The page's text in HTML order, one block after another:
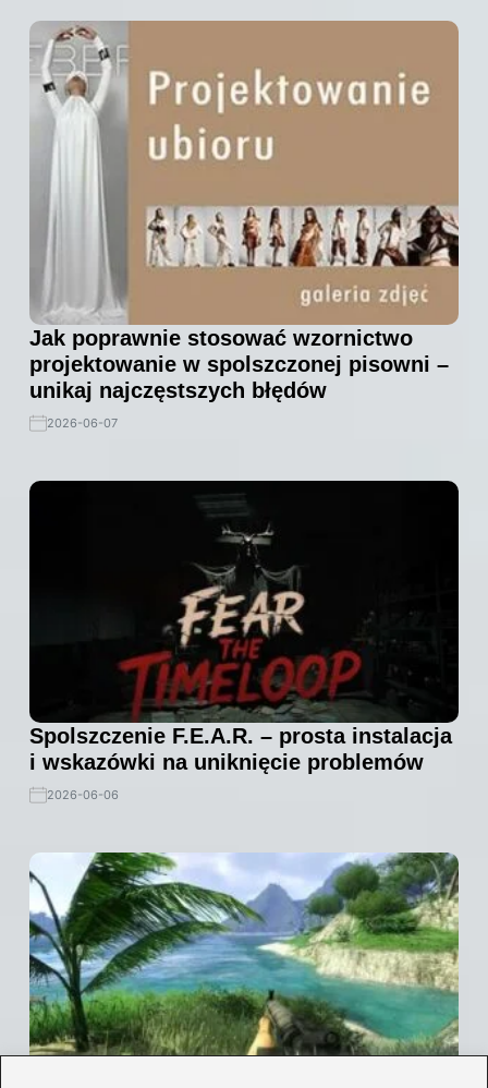
Jak poprawnie stosować wzornictwo
projektowanie w spolszczonej pisowni –
unikaj najczęstszych błędów
2026-06-07
Spolszczenie F.E.A.R. – prosta instalacja
i wskazówki na uniknięcie problemów
2026-06-06